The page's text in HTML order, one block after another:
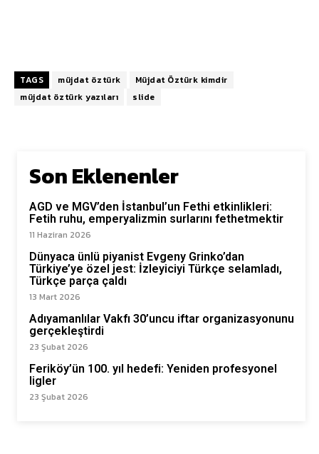
TAGS müjdat öztürk
Müjdat Öztürk kimdir
müjdat öztürk yazıları
slide
Son Eklenenler
AGD ve MGV’den İstanbul’un Fethi etkinlikleri:
Fetih ruhu, emperyalizmin surlarını fethetmektir
11 Haziran 2026
Dünyaca ünlü piyanist Evgeny Grinko’dan
Türkiye’ye özel jest: İzleyiciyi Türkçe selamladı,
Türkçe parça çaldı
13 Mart 2026
Adıyamanlılar Vakfı 30’uncu iftar organizasyonunu
gerçekleştirdi
23 Şubat 2026
Feriköy’ün 100. yıl hedefi: Yeniden profesyonel
ligler
23 Şubat 2026